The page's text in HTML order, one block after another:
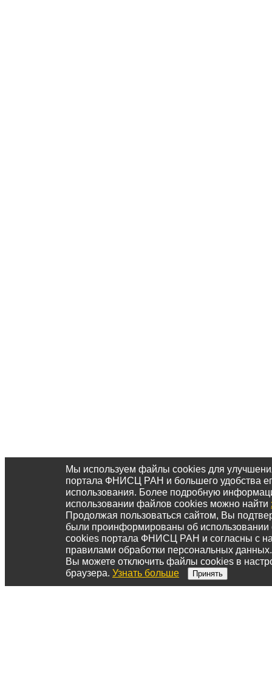
Мы используем файлы cookies для
портала ФНИСЦ РАН и большего удобства
использования. Более подробную
использовании файлов cookies можно найти
Продолжая пользоваться сайтом, Вы
были проинформированы об
cookies портала ФНИСЦ РАН и согласны с
правилами обработки персональных данных.
Вы можете отключить файлы cookies в
браузера. Узнать больше Принять